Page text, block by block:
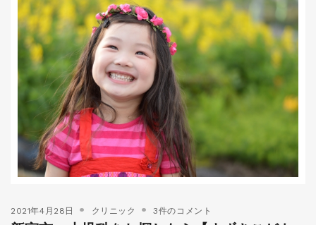
2021年4月28日 クリニック 3件のコメント